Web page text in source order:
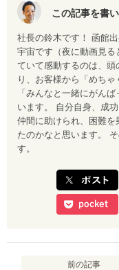
この記事を書
社長の鈴木です！ 函館
宇宙です（夜に動画見
ていて感動するのは、
り、お客様から「めちゃ
「みんなと一緒にがん
います。 自分自身、成
仲間に助けられ、困難
たのかなと思います。
す。
前の記事